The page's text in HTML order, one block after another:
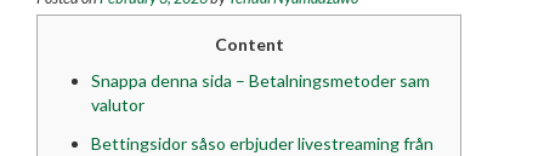
Content
Snappa denna sida – Betalningsmetoder sam
valutor
Bettingsidor såso erbjuder livestreaming från